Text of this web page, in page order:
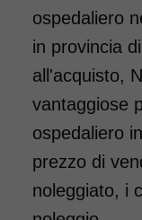
ospedaliero
in provincia
all'acquisto,
vantaggiose
ospedaliero
prezzo di
noleggiato, i